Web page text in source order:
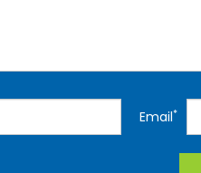
Email*